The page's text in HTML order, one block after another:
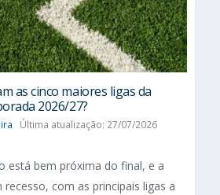
as cinco maiores ligas da
2026/27?
Última atualização: 27/07/2026
está bem próxima do final, e a
recesso, com as principais ligas a